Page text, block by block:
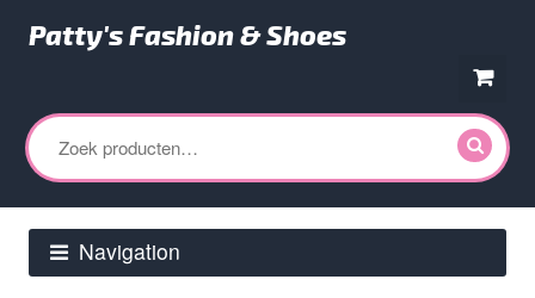
naar
navigatie
naar
de
inhoud
Patty's Fashion & Shoes
Zoeken
naar:
Navigation